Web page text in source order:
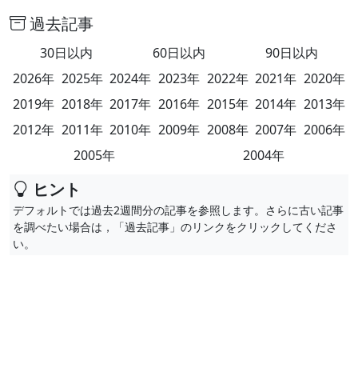
過去記事
30日以内 60日以内
90日以内
2026年 2025年 2024年 2023年 2022年 2021年 2020年
2019年 2018年 2017年 2016年 2015年 2014年 2013年
2012年 2011年 2010年 2009年 2008年 2007年 2006年
2005年
2004年
ヒント
デフォルトでは過去2週間分の記事を参照します。さらに古い記事
を調べたい場合は，「過去記事」のリンクをクリックしてくださ
い。